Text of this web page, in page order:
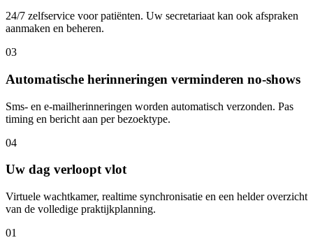
24/7 zelfservice voor patiënten. Uw secretariaat kan ook afspraken
aanmaken en beheren.
03
Automatische herinneringen verminderen no-shows
Sms- en e-mailherinneringen worden automatisch verzonden. Pas
timing en bericht aan per bezoektype.
04
Uw dag verloopt vlot
Virtuele wachtkamer, realtime synchronisatie en een helder overzicht
van de volledige praktijkplanning.
01